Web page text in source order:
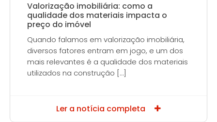
Valorização imobiliária: como a
qualidade dos materiais impacta o
preço do imóvel
Quando falamos em valorização imobiliária,
diversos fatores entram em jogo, e um dos
mais relevantes é a qualidade dos materiais
utilizados na construção […]
Ler a notícia completa